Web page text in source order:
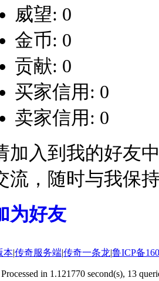
威望: 0
金币: 0
贡献: 0
买家信用: 0
卖家信用: 0
加入到我的好友
流，随时与我保
为好友
本|传奇服务端|传奇一条龙|鲁ICP备
Processed in 1.121770 second(s), 13